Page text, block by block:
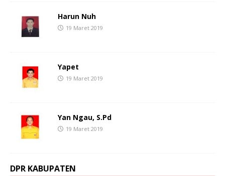
Harun Nuh
19 Maret 2019
Yapet
19 Maret 2019
Yan Ngau, S.Pd
19 Maret 2019
DPR KABUPATEN